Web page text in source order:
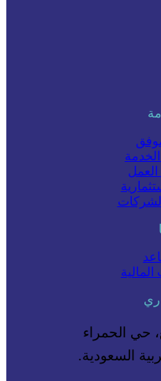
الخدمة
العمل
المالية
السعودية.